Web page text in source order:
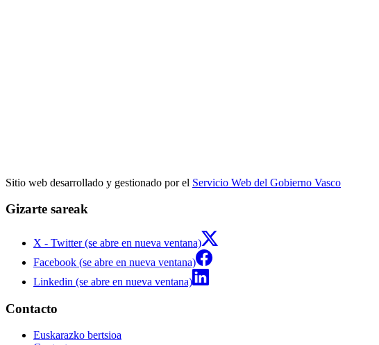
Sitio web desarrollado y gestionado por el Servicio Web del Gobierno Vasco
Gizarte sareak
X - Twitter (se abre en nueva ventana)
Facebook (se abre en nueva ventana)
Linkedin (se abre en nueva ventana)
Contacto
Euskarazko bertsioa